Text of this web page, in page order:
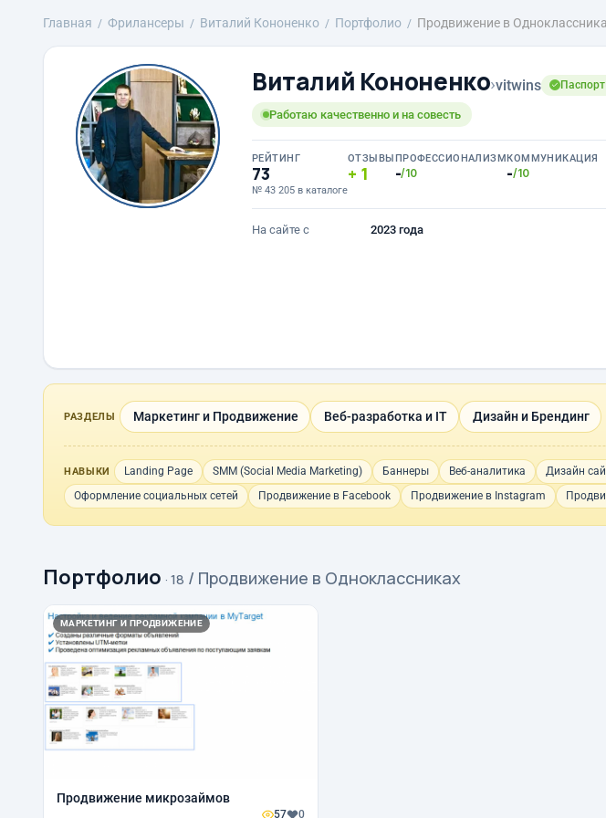
Главная Фрилансеры Виталий Кононенко Портфолио Продвижение в
Виталий Кононенко›vitwins
Работаю качественно и на совесть
РЕЙТИНГ
73
№ 43 205 в каталоге
ОТЗЫВЫ
1
ПРОФЕССИОНАЛИЗМ
-/10
КОММУНИКАЦИЯ
-/10
На сайте с
2023 года
РАЗДЕЛЫ Маркетинг и Продвижение Веб-разработка и IT Дизайн и Брендинг
НАВЫКИ Landing Page SMM (Social Media Marketing) Баннеры Веб-аналитика Дизайн
Оформление социальных сетей
Продвижение в Facebook Продвижение в Instagram
Портфолио · 18 / Продвижение в Одноклассниках
МАРКЕТИНГ И ПРОДВИЖЕНИЕ
Продвижение микрозаймов
57 0